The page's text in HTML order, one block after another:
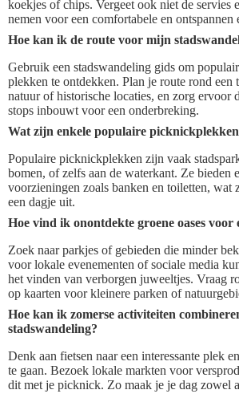
koekjes of chips. Vergeet ook niet de servies
nemen voor een comfortabele en ontspannen
Hoe kan ik de route voor mijn
Gebruik een stadswandeling gids om
plekken te ontdekken. Plan je route rond een
natuur of historische locaties, en zorg ervoor
stops inbouwt voor een onderbreking.
Wat zijn enkele populaire
Populaire picknickplekken zijn vaak
bomen, of zelfs aan de waterkant. Ze bieden
voorzieningen zoals banken en toiletten, wat
een dagje uit.
Hoe vind ik onontdekte groene oases voor
Zoek naar parkjes of gebieden die minder
voor lokale evenementen of sociale media
het vinden van verborgen juweeltjes. Vraag
op kaarten voor kleinere parken of
Hoe kan ik zomerse activiteiten
stadswandeling?
Denk aan fietsen naar een interessante plek
te gaan. Bezoek lokale markten voor
dit met je picknick. Zo maak je je dag zowel